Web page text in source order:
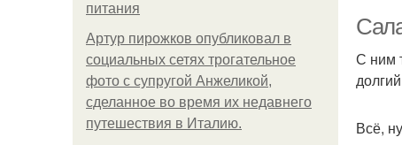
питания
Артур пирожков опубликовал в
социальных сетях трогательное
фото с супругой Анжеликой,
сделанное во время их недавнего
путешествия в Италию.
С ним
Всё,